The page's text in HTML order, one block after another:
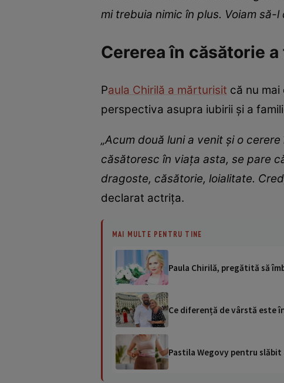
mi trebuia nimic în plus. Voiam să-
Cererea în căsătorie
Paula Chirilă a mărturisit că nu
perspectiva asupra iubirii și a
„Acum două luni a venit și o
căsătoresc în viața asta, se pare
dragoste, căsătorie, loialitate.
declarat actrița.
MAI MULTE PENTRU TINE
Paula Chirilă, pregătită să
Ce diferență de vârstă este
Pastila Wegovy pentru